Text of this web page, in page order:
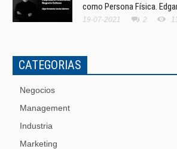
como Persona Física.
19-07-2021 2
CATEGORIAS
Negocios
Management
Industria
Marketing